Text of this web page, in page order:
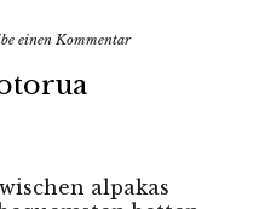
einen Kommentar